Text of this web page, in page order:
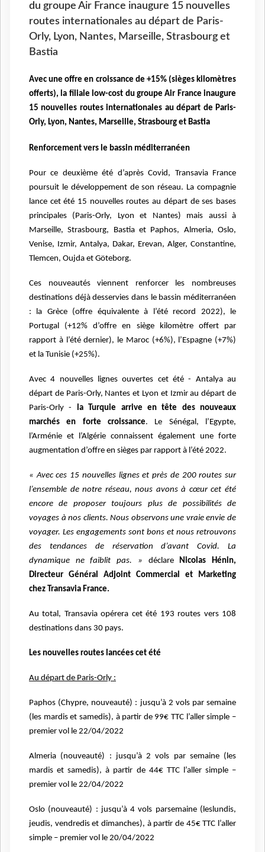
du groupe Air France inaugure 15 nouvelles
routes internationales au départ de Paris-
Orly, Lyon, Nantes, Marseille, Strasbourg et
Bastia
Avec une offre en croissance de +15% (sièges kilomètres
offerts), la filiale low-cost du groupe Air France inaugure
15 nouvelles routes internationales au départ de Paris-
Orly, Lyon, Nantes, Marseille, Strasbourg et Bastia
Renforcement vers le bassin méditerranéen
Pour ce deuxième été d’après Covid, Transavia France
poursuit le développement de son réseau. La compagnie
lance cet été 15 nouvelles routes au départ de ses bases
principales (Paris-Orly, Lyon et Nantes) mais aussi à
Marseille, Strasbourg, Bastia et Paphos, Almeria, Oslo,
Venise, Izmir, Antalya, Dakar, Erevan, Alger, Constantine,
Tlemcen, Oujda et Göteborg.
Ces nouveautés viennent renforcer les nombreuses
destinations déjà desservies dans le bassin méditerranéen
: la Grèce (offre équivalente à l’été record 2022), le
Portugal (+12% d’offre en siège kilomètre offert par
rapport à l’été dernier), le Maroc (+6%), l’Espagne (+7%)
et la Tunisie (+25%).
Avec 4 nouvelles lignes ouvertes cet été - Antalya au
départ de Paris-Orly, Nantes et Lyon et Izmir au départ de
Paris-Orly - la Turquie arrive en tête des nouveaux
marchés en forte croissance. Le Sénégal, l’Egypte,
l’Arménie et l’Algérie connaissent également une forte
augmentation d’offre en sièges par rapport à l’été 2022.
« Avec ces 15 nouvelles lignes et près de 200 routes sur
l’ensemble de notre réseau, nous avons à cœur cet été
encore de proposer toujours plus de possibilités de
voyages à nos clients. Nous observons une vraie envie de
voyager. Les engagements sont bons et nous retrouvons
des tendances de réservation d’avant Covid. La
dynamique ne faiblit pas. » déclareNicolas Hénin,
Directeur Général Adjoint Commercial et Marketing
chez Transavia France.
Au total, Transavia opérera cet été 193 routes vers 108
destinations dans 30 pays.
Les nouvelles routes lancées cet été
Au départ de Paris-Orly :
Paphos (Chypre, nouveauté) : jusqu’à 2 vols par semaine
(les mardis et samedis), à partir de 99€ TTC l’aller simple –
premier vol le 22/04/2022
Almeria (nouveauté) : jusqu’à 2 vols par semaine (les
mardis et samedis), à partir de 44€ TTC l’aller simple –
premier vol le 22/04/2022
Oslo (nouveauté) : jusqu’à 4 vols parsemaine (leslundis,
jeudis, vendredis et dimanches), à partir de 45€ TTC l’aller
simple – premier vol le 20/04/2022